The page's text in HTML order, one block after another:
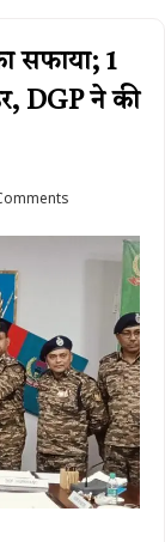
सफाया; 1
DGP ने की